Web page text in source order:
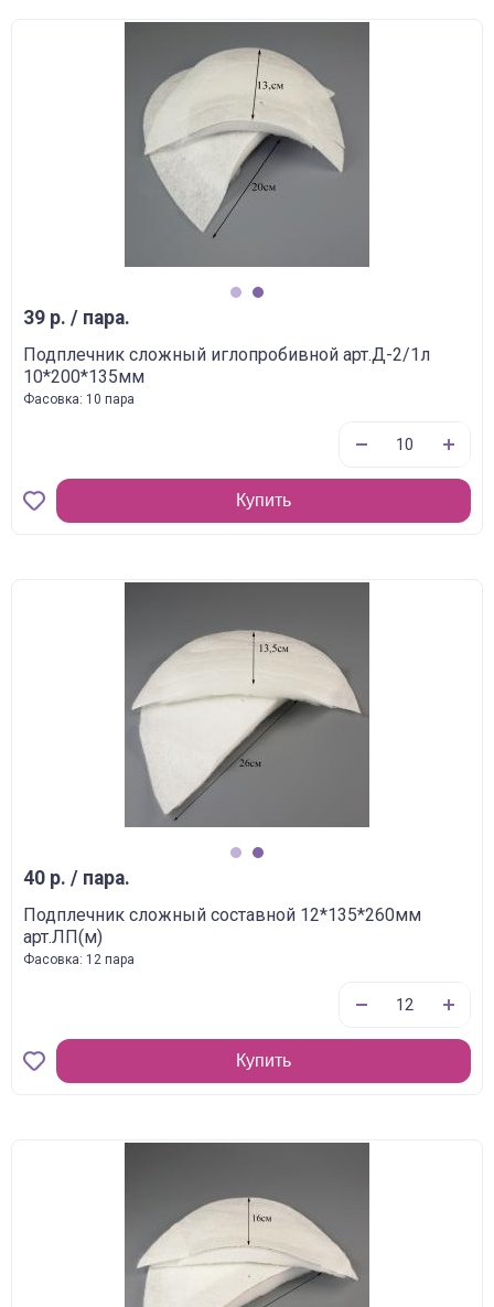
39 р. / пара.
Подплечник сложный иглопробивной арт.Д-2/1л
10*200*135мм
Фасовка: 10 пара
Купить
40 р. / пара.
Подплечник сложный составной 12*135*260мм
арт.ЛП(м)
Фасовка: 12 пара
Купить